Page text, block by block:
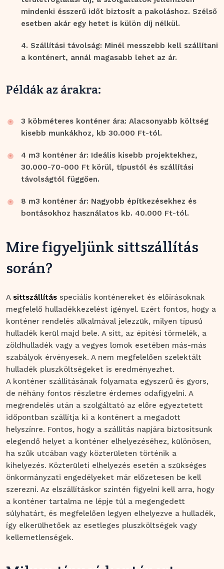
mindenki ésszerű időt biztosít a pakoláshoz. Szélső
esetben akár egy hetet is külön díj nélkül.
Szállítási távolság: Minél messzebb kell szállítani
a konténert, annál magasabb lehet az ár.
Példák az árakra:
3 köbméteres konténer ára: Alacsonyabb költség
kisebb munkákhoz, kb 30.000 Ft-tól.
4 m3 konténer ár: Ideális kisebb projektekhez,
30.000-70-000 Ft körül, típustól és szállítási
távolságtól függően.
8 m3 konténer ár: Nagyobb építkezésekhez és
bontásokhoz használatos kb. 40.000 Ft-tól.
Mire figyeljünk sittszállítás
során?
A sittszállítás speciális konténereket és előírásoknak
megfelelő hulladékkezelést igényel. Ezért fontos, hogy a
konténer rendelés alkalmával jelezzük, milyen típusú
hulladék kerül majd bele. A sitt, az építési törmelék, a
zöldhulladék vagy a vegyes lomok esetében más-más
szabályok érvényesek. A nem megfelelően szelektált
hulladék pluszköltségeket is eredményezhet.
A konténer szállításának folyamata egyszerű és gyors,
de néhány fontos részletre érdemes odafigyelni. A
megrendelés után a szolgáltató az előre egyeztetett
időpontban szállítja ki a konténert a megadott
helyszínre. Fontos, hogy a szállítás napjára biztosítsunk
elegendő helyet a konténer elhelyezéséhez, különösen,
ha szűk utcában vagy közterületen történik a
kihelyezés. Közterületi elhelyezés esetén a szükséges
önkormányzati engedélyeket már előzetesen be kell
szerezni. Az elszállításkor szintén figyelni kell arra, hogy
a konténer tartalma ne lépje túl a megengedett
súlyhatárt, és megfelelően legyen elhelyezve a hulladék,
így elkerülhetőek az esetleges pluszköltségek vagy
kellemetlenségek.